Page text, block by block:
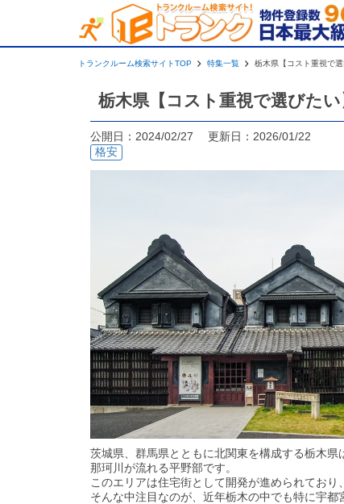
トランクルーム検索サイトTOP 特集一覧 栃木県【コスト重視で
栃木県【コスト重視で選びた
公開日：2024/02/27 更新日：2026/01/22
格安
茨城県、群馬県とともに北関東を構成する栃木
那珂川が流れる平野部です。
このエリアは住宅街として開発が進められており
そんな中注目なのが、近年栃木の中でも特に宇